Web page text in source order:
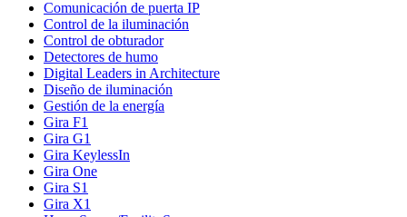
Comunicación de puerta IP
Control de la iluminación
Control de obturador
Detectores de humo
Digital Leaders in Architecture
Diseño de iluminación
Gestión de la energía
Gira F1
Gira G1
Gira KeylessIn
Gira One
Gira S1
Gira X1